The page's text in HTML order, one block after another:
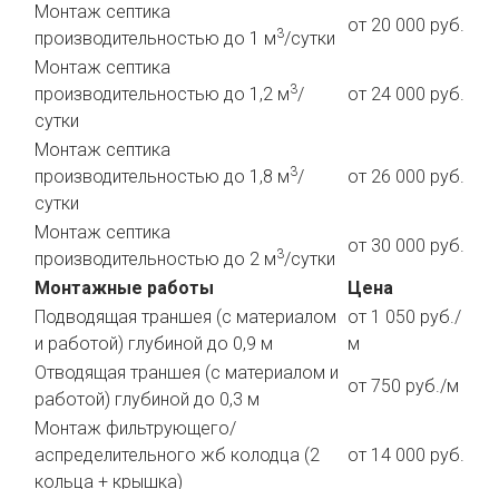
Монтаж септика
производительностью до 1 м3/сутки
от 20 000 руб.
Монтаж септика
производительностью до 1,2 м3/
сутки
от 24 000 руб.
Монтаж септика
производительностью до 1,8 м3/
сутки
от 26 000 руб.
Монтаж септика
производительностью до 2 м3/сутки
от 30 000 руб.
Монтажные работы
Цена
Подводящая траншея (с материалом
и работой) глубиной до 0,9 м
от 1 050 руб./
м
Отводящая траншея (с материалом и
работой) глубиной до 0,3 м
от 750 руб./м
Монтаж фильтрующего/
аспределительного жб колодца (2
кольца + крышка)
от 14 000 руб.